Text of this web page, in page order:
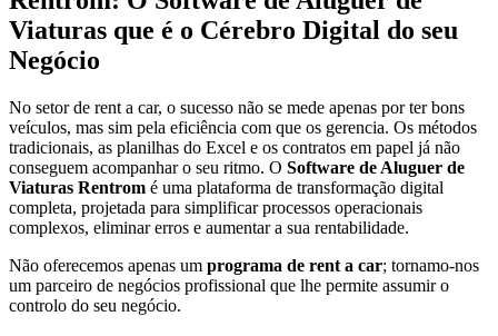
Viaturas que é o Cérebro Digital do seu
Negócio
No setor de rent a car, o sucesso não se mede apenas por ter bons
veículos, mas sim pela eficiência com que os gerencia. Os métodos
tradicionais, as planilhas do Excel e os contratos em papel já não
conseguem acompanhar o seu ritmo. O Software de Aluguer de
Viaturas Rentrom é uma plataforma de transformação digital
completa, projetada para simplificar processos operacionais
complexos, eliminar erros e aumentar a sua rentabilidade.
Não oferecemos apenas um programa de rent a car; tornamo-nos
um parceiro de negócios profissional que lhe permite assumir o
controlo do seu negócio.